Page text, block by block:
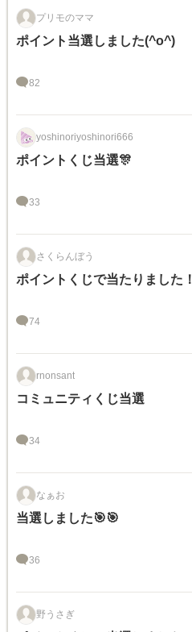
プリモのママ
ポイント当選しました(^o^)
82
yoshinoriyoshinori666
ポイントくじ当選🎊
33
さくらんぼう
ポイントくじで当たりました！
74
rnonsant
コミュニティくじ当選
34
なぁお
当選しました🎯🎯
36
野うさぎ